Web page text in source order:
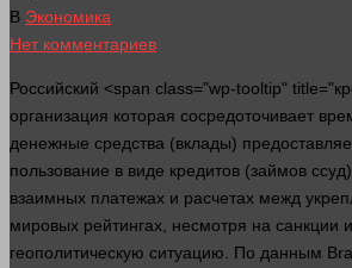
В Экономика
Нет комментариев
Российский <span class="wp-tooltip"
организация которая сосредоточивает
денежные средства (вклады)
пользование в виде кредитов (займов
взаимных платежах и расчетах межд
мировых рейтингах, несмотря на санкции
геополитическую ситуацию. По данным